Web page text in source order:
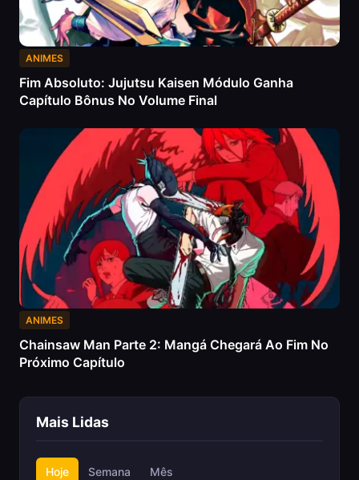
ANIMES
Fim Absoluto: Jujutsu Kaisen Módulo Ganha
Capítulo Bônus No Volume Final
ANIMES
Chainsaw Man Parte 2: Mangá Chegará Ao Fim No
Próximo Capítulo
Mais Lidas
Hoje Semana Mês